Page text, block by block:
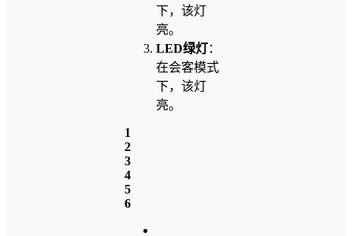
下，该灯
亮。
LED绿灯：
在会客模式
下，该灯
亮。
1
2
3
4
5
6